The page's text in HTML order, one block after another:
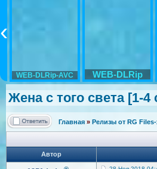
WEB-DLRip-AVC WEB-DLRip
Жена с того света [1-4
Главная » Релизы от RG
Автор